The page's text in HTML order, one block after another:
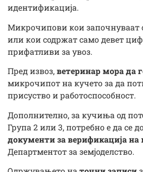
идентификација.
Микрочипови кои започнуваат
или кои содржат само девет
прифатливи за увоз.
Пред извоз,ветеринар мора да
микрочипот на кучето за да
присуство и работоспособност.
Дополнително, за кучиња од
Група 2 или 3, потребно е да се
документи за верификација
Департментот за земјоделство.